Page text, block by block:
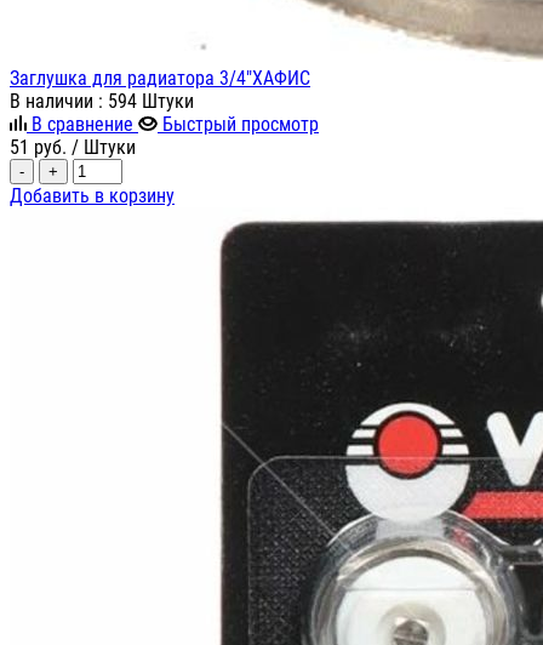
Заглушка для радиатора 3/4"ХАФИС
В наличии : 594 Штуки
В сравнение
Быстрый просмотр
51 руб. / Штуки
- +
Добавить в корзину